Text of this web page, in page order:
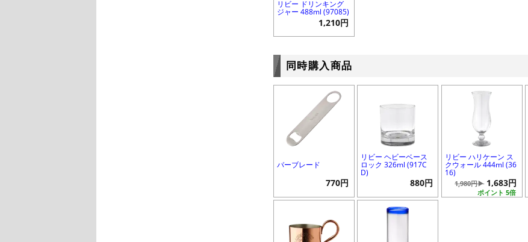
リビー ドリンキング
ジャー 488ml (97085)
1,210円
同時購入商品
バーブレード
770円
リビー ヘビーベース
ロック 326ml (917C
D)
880円
リビー ハリケーン ス
クウォール 444ml (36
16)
ポイント 5倍
1,980円▶ 1,683円